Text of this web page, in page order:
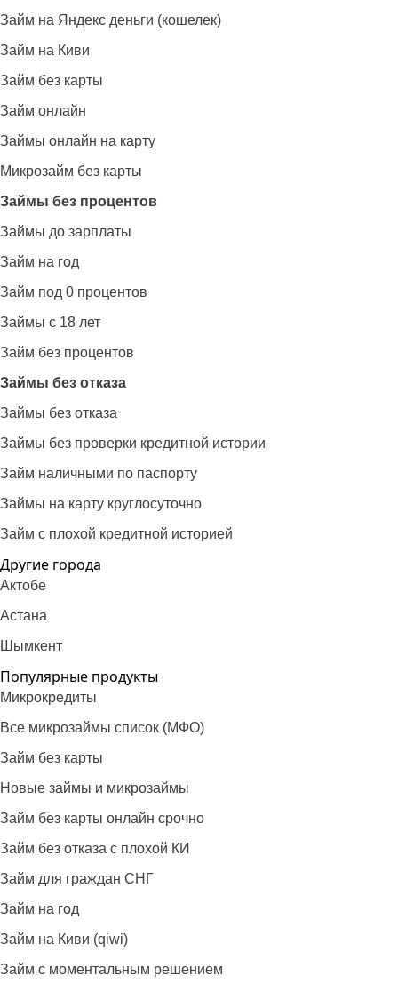
Займ на Яндекс деньги (кошелек)
Займ на Киви
Займ без карты
Займ онлайн
Займы онлайн на карту
Микрозайм без карты
Займы без процентов
Займы до зарплаты
Займ на год
Займ под 0 процентов
Займы с 18 лет
Займ без процентов
Займы без отказа
Займы без отказа
Займы без проверки кредитной истории
Займ наличными по паспорту
Займы на карту круглосуточно
Займ с плохой кредитной историей
Другие города
Актобе
Астана
Шымкент
Популярные продукты
Микрокредиты
Все микрозаймы список (МФО)
Займ без карты
Новые займы и микрозаймы
Займ без карты онлайн срочно
Займ без отказа с плохой КИ
Займ для граждан СНГ
Займ на год
Займ на Киви (qiwi)
Займ c моментальным решением